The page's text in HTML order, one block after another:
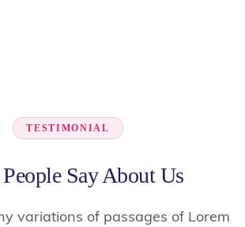
TESTIMONIAL
Say About Us
variations of passages of Lorem